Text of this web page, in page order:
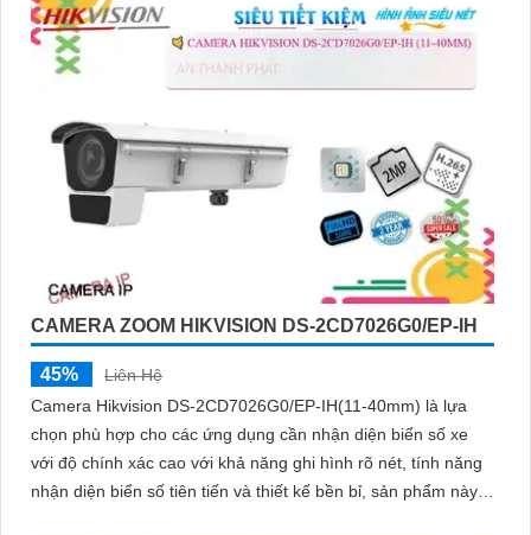
CAMERA ZOOM HIKVISION DS-2CD7026G0/EP-IH
45%
Liên Hệ
Camera Hikvision DS-2CD7026G0/EP-IH(11-40mm) là lựa
chọn phù hợp cho các ứng dụng cần nhận diện biển số xe
với độ chính xác cao với khả năng ghi hình rõ nét, tính năng
nhận diện biển số tiên tiến và thiết kế bền bỉ, sản phẩm này